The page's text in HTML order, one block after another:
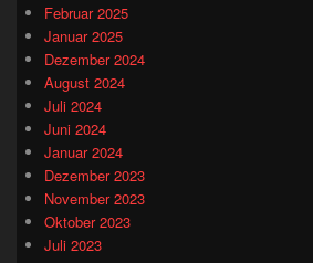
Februar 2025
Januar 2025
Dezember 2024
August 2024
Juli 2024
Juni 2024
Januar 2024
Dezember 2023
November 2023
Oktober 2023
Juli 2023